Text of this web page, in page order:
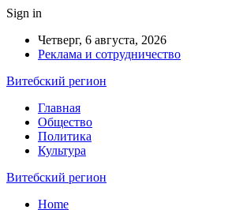
Sign in
Четверг, 6 августа, 2026
Реклама и сотрудничество
Витебский регион
Главная
Общество
Политика
Культура
Витебский регион
Home